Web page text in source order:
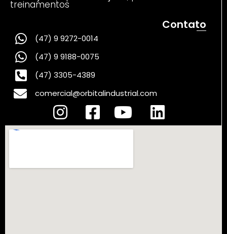
treinamentos
Contato
(47) 9 9272-0014
(47) 9 9188-0075
(47) 3305-4389
comercial@orbitalindustrial.com